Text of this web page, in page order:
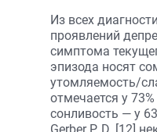
Из всех
проявлений
симптома
эпизода носят
утомляемость/
отмечается у
сонливость — у